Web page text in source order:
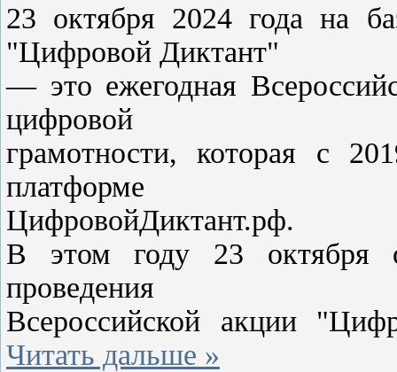
23 октября 2024 года на
"Цифровой Диктант"
— это ежегодная
цифровой
грамотности, которая с
платформе
ЦифровойДиктант.рф.
В этом году 23 октября
проведения
Всероссийской акции
Читать дальше »